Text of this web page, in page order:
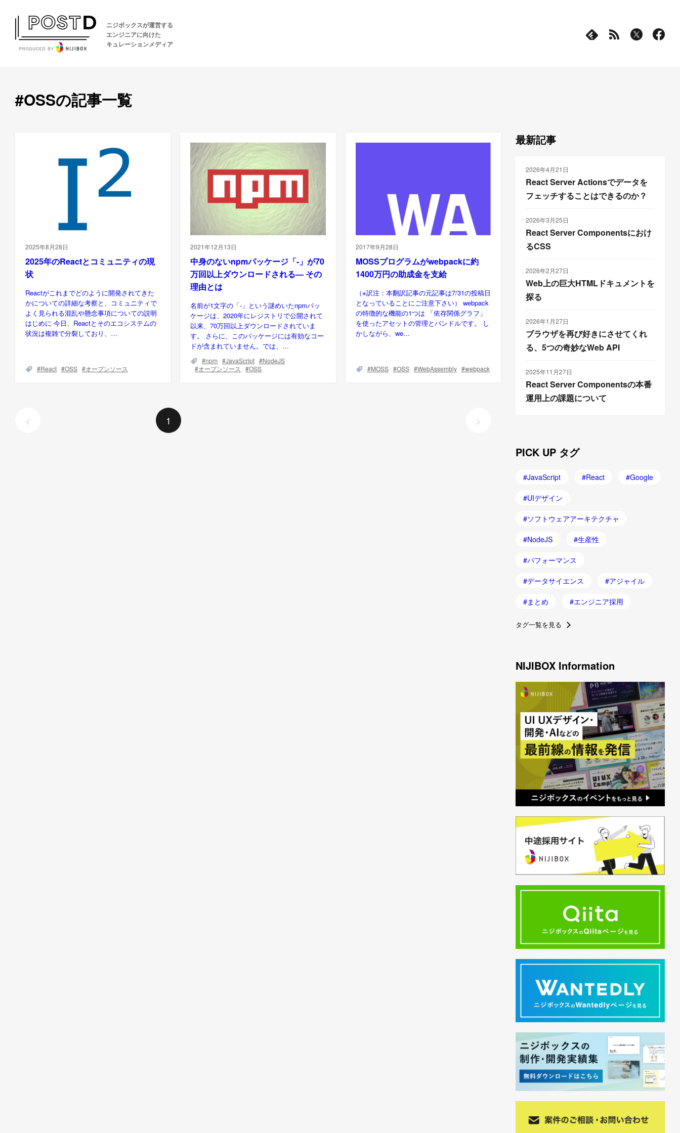
ニジボックスが運営する
エンジニアに向けた
キュレーションメディア
#OSSの記事一覧
2025年8月28日
2025年のReactとコミュニティの現
状
Reactがこれまでどのように開発されてきた
かについての詳細な考察と、コミュニティで
よく見られる混乱や懸念事項についての説明
はじめに 今日、Reactとそのエコシステムの
状況は複雑で分裂しており、…
React OSS オープンソース
2021年12月13日
中身のないnpmパッケージ「-」が70
万回以上ダウンロードされる— その
理由とは
名前が1文字の「-」という謎めいたnpmパッ
ケージは、2020年にレジストリで公開されて
以来、70万回以上ダウンロードされていま
す。 さらに、このパッケージには有効なコー
ドが含まれていません。では、…
npm JavaScript
NodeJS
オープンソース
OSS
2017年9月28日
MOSSプログラムがwebpackに約
1400万円の助成金を支給
（※訳注：本翻訳記事の元記事は7/31の投稿日
となっていることにご注意下さい） webpack
の特徴的な機能の1つは 「依存関係グラフ」
を使ったアセットの管理とバンドルです。 し
かしながら、we…
MOSS OSS WebAssembly webpack
< 1 >
最新記事
2026年4月21日
React Server Actionsでデータを
フェッチすることはできるのか？
2026年3月25日
React Server Componentsにおけ
るCSS
2026年2月27日
Web上の巨大HTMLドキュメントを
探る
2026年1月27日
ブラウザを再び好きにさせてくれ
る、5つの奇妙なWeb API
2025年11月27日
React Server Componentsの本番
運用上の課題について
PICK UP タグ
JavaScript React Google
UIデザイン
ソフトウェアアーキテクチャ
NodeJS 生産性
パフォーマンス
データサイエンス アジャイル
まとめ エンジニア採用
タグ一覧を見る
NIJIBOX Information